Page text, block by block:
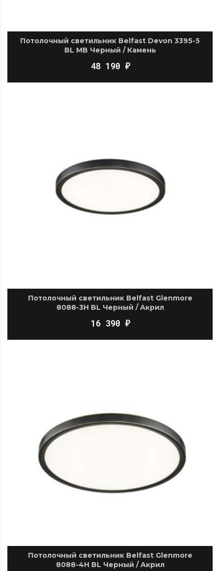
Потолочный светильник Belfast Devon 3395-5
BL MB Черный / Камень
48 190 ₽
Потолочный светильник Belfast Glenmore
8088-3H BL Черный / Акрил
16 390 ₽
Потолочный светильник Belfast Glenmore
8088-4H BL Черный / Акрил